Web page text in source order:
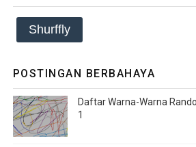
Shurffly
POSTINGAN BERBAHAYA
Daftar Warna-Warna
1